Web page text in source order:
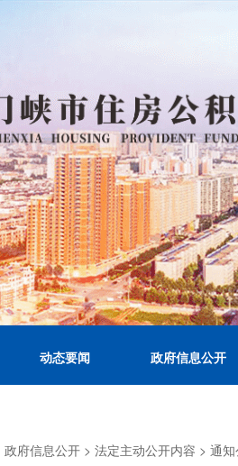
动态要闻 政府信息公开
政府信息公开 > 法定主动公开内容 > 通